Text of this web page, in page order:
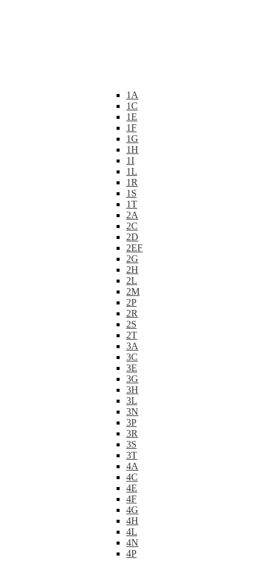
1A
1C
1E
1F
1G
1H
1I
1L
1R
1S
1T
2A
2C
2D
2EF
2G
2H
2L
2M
2P
2R
2S
2T
3A
3C
3E
3G
3H
3L
3N
3P
3R
3S
3T
4A
4C
4E
4F
4G
4H
4L
4N
4P